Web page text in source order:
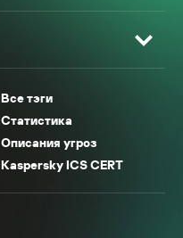
Все тэги
Статистика
Описания угроз
Kaspersky ICS CERT